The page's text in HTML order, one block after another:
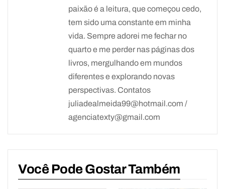
paixão é a leitura, que começou cedo,
tem sido uma constante em minha
vida. Sempre adorei me fechar no
quarto e me perder nas páginas dos
livros, mergulhando em mundos
diferentes e explorando novas
perspectivas. Contatos
juliadealmeida99@hotmail.com /
agenciatexty@gmail.com
Você Pode Gostar Também